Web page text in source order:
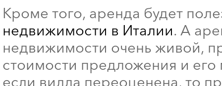
Кроме того, аренда будет
недвижимости в Италии. А
недвижимости очень живой,
стоимости предложения и его
если вилла переоценена, то